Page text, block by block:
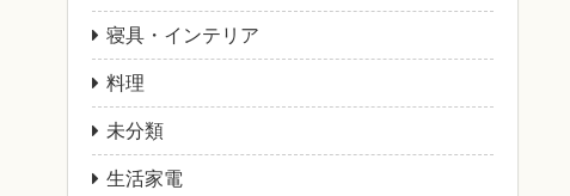
寝具・インテリア
料理
未分類
生活家電